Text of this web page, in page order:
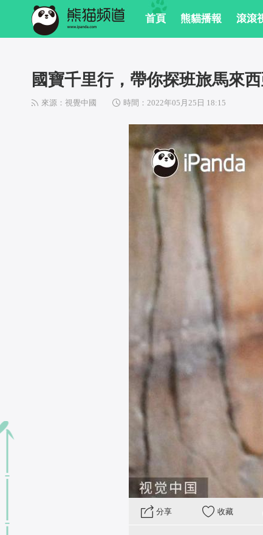
首頁 熊貓播報 滾滾
國寶千里行，帶你探班旅馬來
來源：視覺中國 時間：2022年05月25日 18:15
分享 收藏